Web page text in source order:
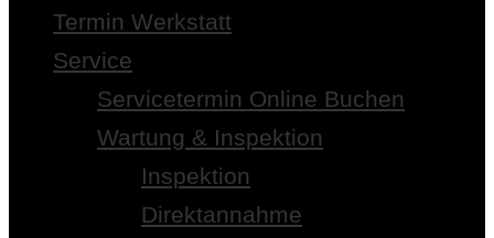
Termin Werkstatt
Service
Servicetermin Online Buchen
Wartung & Inspektion
Inspektion
Direktannahme